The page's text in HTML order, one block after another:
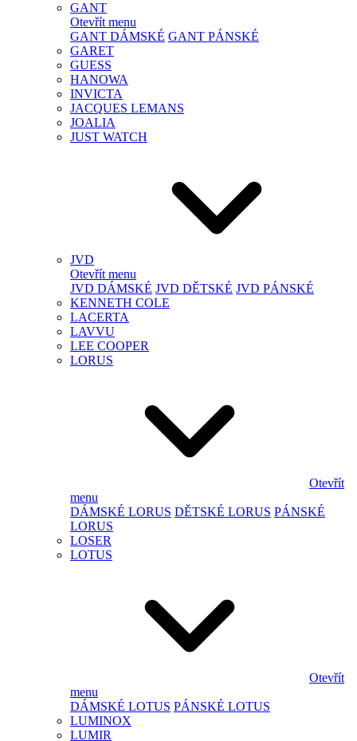
GANT
Otevřít menu
GANT DÁMSKÉ GANT PÁNSKÉ
GARET
GUESS
HANOWA
INVICTA
JACQUES LEMANS
JOALIA
JUST WATCH
JVD
Otevřít menu
JVD DÁMSKÉ JVD DĚTSKÉ JVD PÁNSKÉ
KENNETH COLE
LACERTA
LAVVU
LEE COOPER
LORUS
Otevřít
menu
DÁMSKÉ LORUS DĚTSKÉ LORUS PÁNSKÉ
LORUS
LOSER
LOTUS
Otevřít
menu
DÁMSKÉ LOTUS PÁNSKÉ LOTUS
LUMINOX
LUMIR